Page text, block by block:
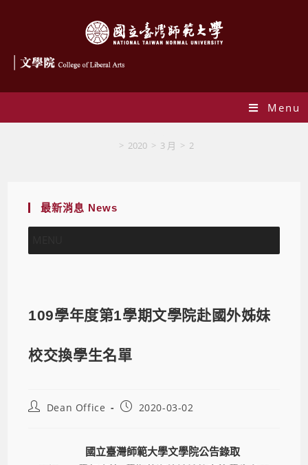
Menu
> 2020 > 3 月 > 2
最新消息 News
109學年度第1學期文學院赴國外姊妹
校交換學生名單
Dean Office 2020-03-02
國立臺灣師範大學文學院公告錄取